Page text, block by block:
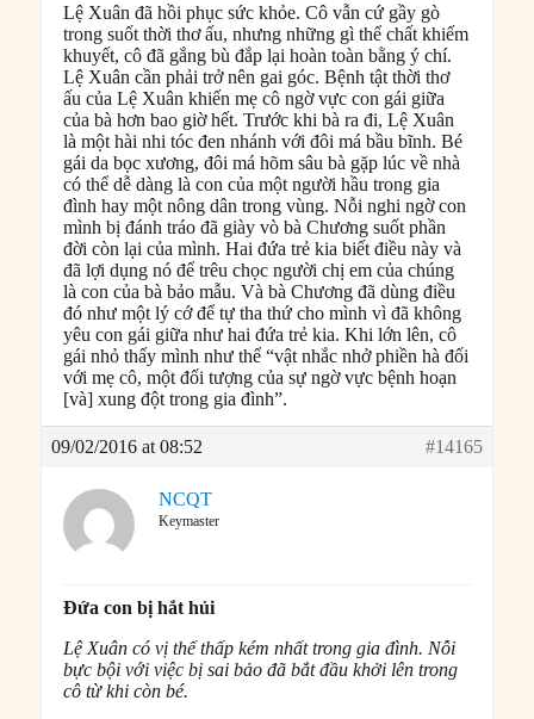
Lệ Xuân đã hồi phục sức khỏe. Cô vẫn cứ gầy gò
trong suốt thời thơ ấu, nhưng những gì thể chất khiếm
khuyết, cô đã gắng bù đắp lại hoàn toàn bằng ý chí.
Lệ Xuân cần phải trở nên gai góc. Bệnh tật thời thơ
ấu của Lệ Xuân khiến mẹ cô ngờ vực con gái giữa
của bà hơn bao giờ hết. Trước khi bà ra đi, Lệ Xuân
là một hài nhi tóc đen nhánh với đôi má bầu bĩnh. Bé
gái da bọc xương, đôi má hõm sâu bà gặp lúc về nhà
có thể dễ dàng là con của một người hầu trong gia
đình hay một nông dân trong vùng. Nỗi nghi ngờ con
mình bị đánh tráo đã giày vò bà Chương suốt phần
đời còn lại của mình. Hai đứa trẻ kia biết điều này và
đã lợi dụng nó để trêu chọc người chị em của chúng
là con của bà bảo mẫu. Và bà Chương đã dùng điều
đó như một lý cớ để tự tha thứ cho mình vì đã không
yêu con gái giữa như hai đứa trẻ kia. Khi lớn lên, cô
gái nhỏ thấy mình như thể “vật nhắc nhở phiền hà đối
với mẹ cô, một đối tượng của sự ngờ vực bệnh hoạn
[và] xung đột trong gia đình”.
09/02/2016 at 08:52 #14165
NCQT
Keymaster
Đứa con bị hắt hủi
Lệ Xuân có vị thế thấp kém nhất trong gia đình. Nỗi
bực bội với việc bị sai bảo đã bắt đầu khởi lên trong
cô từ khi còn bé.